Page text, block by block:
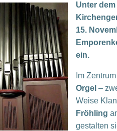
Unter
15.
ein.
Im
Orgel –
Weise
Fröhling
gestalten